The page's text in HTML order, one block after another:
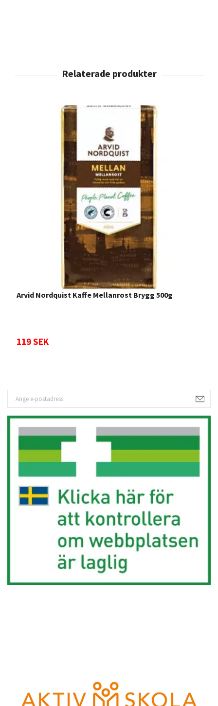
Arvid Nordquist Kaffe Mellanrost Brygg 500g
119 SEK